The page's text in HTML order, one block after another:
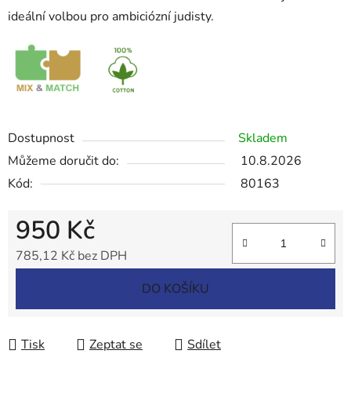
ideální volbou pro ambiciózní judisty.
Dostupnost
Skladem
Můžeme doručit do:
10.8.2026
Kód:
80163
950 Kč
785,12 Kč bez DPH
DO KOŠÍKU
Tisk Zeptat se Sdílet